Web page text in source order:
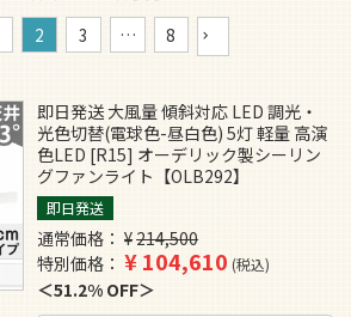
2 3 … 8
即日発送 大風量 傾斜対応 LED 調光・
光色切替(電球色-昼白色) 5灯 軽量 高演
色LED [R15] オーデリック製シーリン
グファンライト【OLB292】
即日発送
通常価格 ¥214,500
特別価格
¥104,610 税込
51.2% OFF